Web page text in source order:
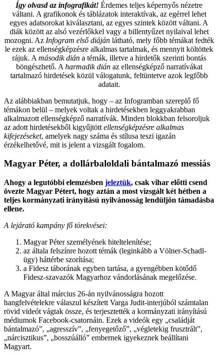
Így olvasd az infografikát! Érdemes teljes képernyős nézetre
váltani. A grafikonok és táblázatok interaktívak, az egérrel lehet
egyes adatsorokat kiválasztani, az egyes szintek között váltani. A
diák között az alsó vezérlőkkel vagy a billentyűzet nyilaival lehet
mozogni. Az Infogram első diájánlátható, mely főbb témákat fedték
le ezek az ellenségképzésre alkalmas tartalmak, és mennyit költöttek
rájuk. A második diána témák, illetve a hirdetők szerinti bontás
böngészhető. A harmadik diánaz ellenségképző narratívákat
tartalmazó hirdetések közül válogatunk, feltüntetve azok legfőbb
adatait.
Az alábbiakban bemutatjuk, hogy – az Infogramban szereplő fő
témákon belül – melyek voltak a hirdetésekben leggyakrabban
alkalmazott ellenségképző narratívák. Minden blokkban felsoroljuk
az adott hirdetésekből kigyűjtött ellenségképzésre alkalmas
kifejezéseket, amelyek nagy száma és stílusa teszi igazán
érzékelhetővé, mit is jelent a vizsgált fogalom.
Magyar Péter, a dollárbaloldali bántalmazó messiás
Ahogy a legutóbbi elemzésben jeleztük, csak vihar előtti csend
övezte Magyar Pétert, hogy aztán a most vizsgált két hétben a
teljes kormányzati irányítású nyilvánosság lendüljön támadásba
ellene.
A lejárató kampány fő törekvései:
Magyar Péter személyének hiteltelenítése;
az általa felszínre hozott témák (leginkább a Völner-Schadl-
ügy) háttérbe szorítása;
a Fidesz táborának egyben tartása, a gyengébben kötődő
Fidesz-szavazók Magyarhoz vándorlásának megelőzése.
A Magyar által március 26-án nyilvánosságra hozott
hangfelvételekre válaszul készített Varga Judit-interjúból számtalan
rövid videót vágtak össze, és terjesztették a kormányzati irányítású
médiumok Facebook-csatornáin. Ezek a videók egy „családját
bántalmazó”, „agresszív”, „fenyegetőző”, „végletekig frusztrált”,
„nárcisztikus”, „bosszúálló” embernek igyekeznek beállítani
Magyart.